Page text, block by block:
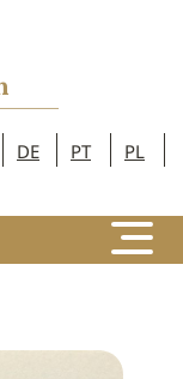
DE PT PL